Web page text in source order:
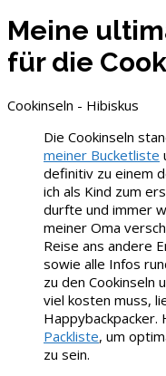
Meine
für die
Cookinseln - Hibiskus
Die Cookinseln
meiner Bucketliste
definitiv zu einem
ich als Kind zum
durfte und immer
meiner Oma
Reise ans andere
sowie alle Infos
zu den Cookinseln
viel kosten muss,
Happybackpacker.
Packliste, um
zu sein.